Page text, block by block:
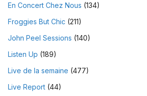
En Concert Chez Nous (134)
Froggies But Chic (211)
John Peel Sessions (140)
Listen Up (189)
Live de la semaine (477)
Live Report (44)